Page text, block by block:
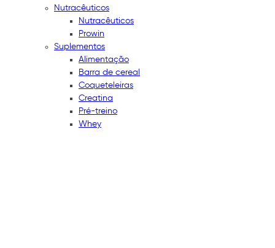
Nutracêuticos
Nutracêuticos
Prowin
Suplementos
Alimentação
Barra de cereal
Coqueteleiras
Creatina
Pré-treino
Whey